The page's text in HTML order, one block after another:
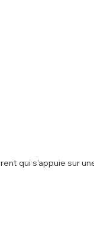
qui s'appuie sur